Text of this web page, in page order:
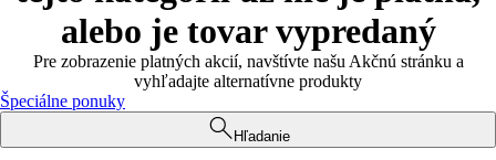
alebo je tovar vypredaný
Pre zobrazenie platných akcií, navštívte našu Akčnú stránku a
vyhľadajte alternatívne produkty
Špeciálne ponuky
Hľadanie